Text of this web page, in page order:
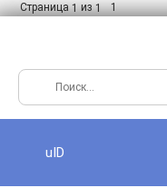
Страница1из1 1
uID